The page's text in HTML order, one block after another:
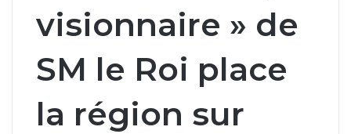
visionnaire » de
SM le Roi place
la région sur